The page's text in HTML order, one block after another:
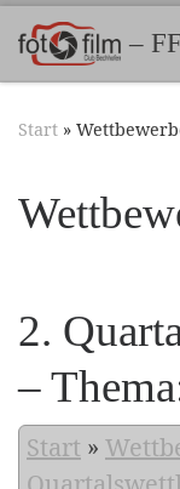
Zum Inhalt–
Start »
2.
–
Start »